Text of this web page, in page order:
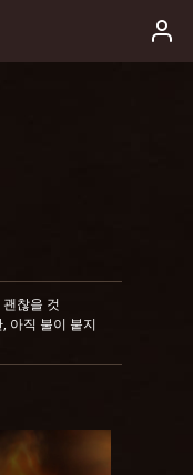
찮을 것
아직 불이 붙지